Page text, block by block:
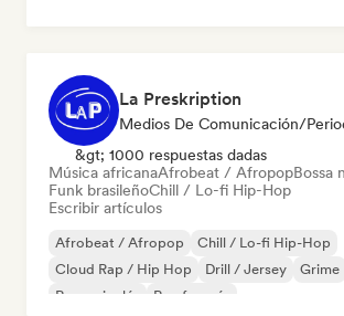
La Preskription
Medios De Comunicación/
&gt; 1000 respuestas dadas
Música africanaAfrobeat / AfropopBossa
Funk brasileñoChill / Lo-fi Hip-Hop
Escribir artículos
Afrobeat / Afropop
Chill / Lo-fi Hip-Hop
Cloud Rap / Hip Hop
Drill / Jersey Grime
Rap en inglés
Rap francés